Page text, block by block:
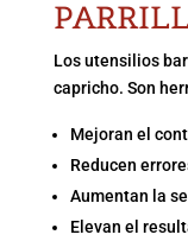
Los utensilios
capricho. Son
Mejoran el
Reducen
Aumentan la
Elevan el